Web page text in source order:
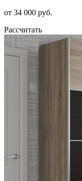
от 34 000 руб.
Рассчитать